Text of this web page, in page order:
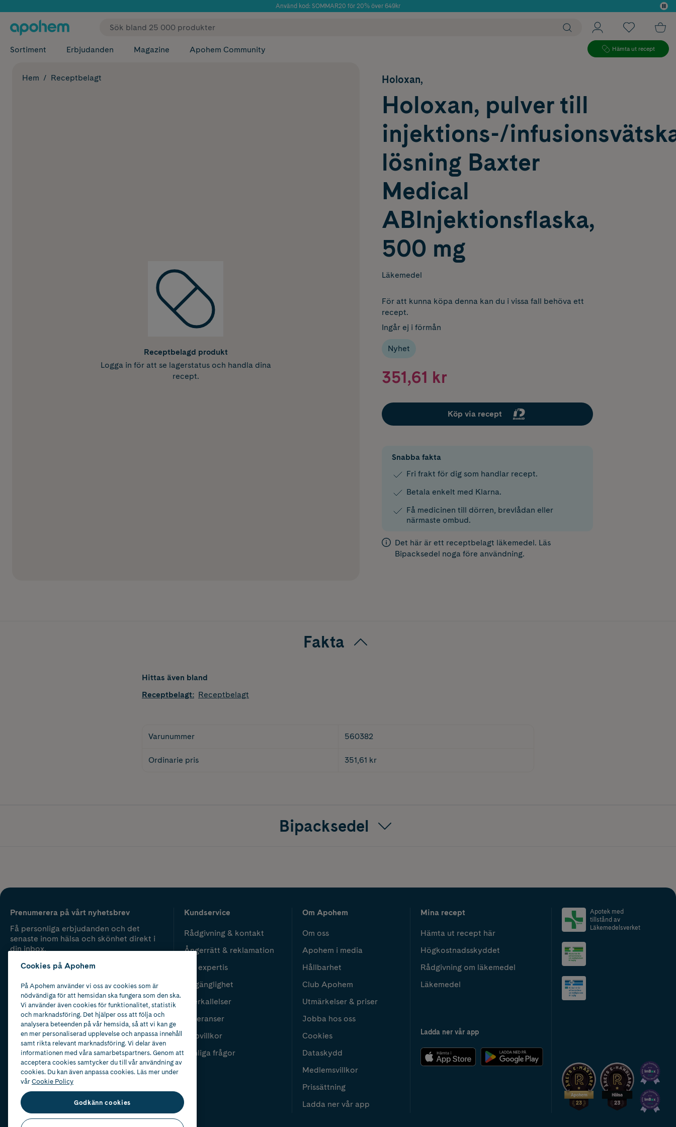
Använd kod: SOMMAR20 för 20% över 649kr
✓ Fri frakt
Sortiment Erbjudanden Magazine Apohem Community Hämta ut recept
Hem Receptbelagt
Receptbelagd produkt
Logga in för att se lagerstatus och handla dina
recept.
Holoxan,
Holoxan, pulver till
injektions-/
lösning Baxter
Medical
ABInjektionsflaska,
500 mg
Läkemedel
För att kunna köpa denna kan du i vissa fall behöva ett
recept.
Ingår ej i förmån
Nyhet
351,61 kr
Köp via recept
Snabba fakta
Fri frakt för dig som handlar recept.
Betala enkelt med Klarna.
Få medicinen till dörren, brevlådan eller
närmaste ombud.
Det här är ett receptbelagt läkemedel. Läs
Bipacksedel noga före användning.
Fakta
Hittas även bland
Receptbelagt: Receptbelagt
Varunummer 560382
Ordinarie pris 351,61 kr
Bipacksedel
Prenumerera på vårt nyhetsbrev
Få personliga erbjudanden och det
senaste inom hälsa och skönhet direkt i
din inbox.
Kundservice
Rådgivning & kontakt
Ångerrätt & reklamation
Vår expertis
Tillgänglighet
Återkallelser
Leveranser
Köpvillkor
Vanliga frågor
Om Apohem
Om oss
Apohem i media
Hållbarhet
Club Apohem
Utmärkelser & priser
Jobba hos oss
Cookies
Dataskydd
Medlemsvillkor
Prissättning
Ladda ner vår app
Mina recept
Hämta ut recept här
Högkostnadsskyddet
Rådgivning om läkemedel
Läkemedel
Ladda ner vår app
Apotek med
tillstånd av
Läkemedelsverket
2024
Cookies på Apohem
På Apohem använder vi oss av cookies som är
nödvändiga för att hemsidan ska fungera som den ska.
Vi använder även cookies för funktionalitet, statistik
och marknadsföring. Det hjälper oss att följa och
analysera beteenden på vår hemsida, så att vi kan ge
en mer personaliserad upplevelse och anpassa innehåll
samt rikta relevant marknadsföring. Vi delar även
informationen med våra samarbetspartners. Genom att
acceptera cookies samtycker du till vår användning av
cookies. Du kan även anpassa cookies. Läs mer under
vårCookie Policy
Godkänn cookies